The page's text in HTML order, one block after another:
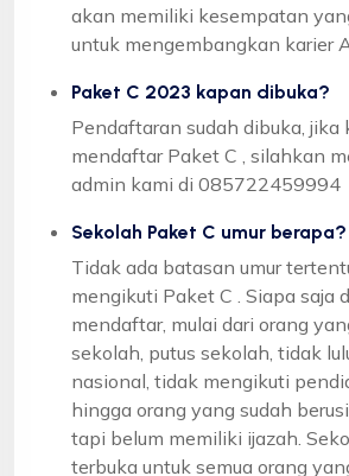
akan memiliki kesempatan
untuk mengembangkan karier
Paket C 2023 kapan dibuka?
Pendaftaran sudah dibuka, jika
mendaftar Paket C , silahkan
admin kami di 085722459994
Sekolah Paket C umur berapa?
Tidak ada batasan umur
mengikuti Paket C . Siapa saja
mendaftar, mulai dari orang
sekolah, putus sekolah, tidak
nasional, tidak mengikuti
hingga orang yang sudah
tapi belum memiliki ijazah.
terbuka untuk semua orang